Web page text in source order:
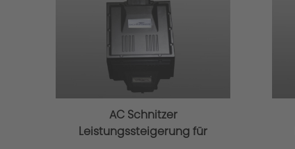
AC Schnitzer
Leistungssteigerung für